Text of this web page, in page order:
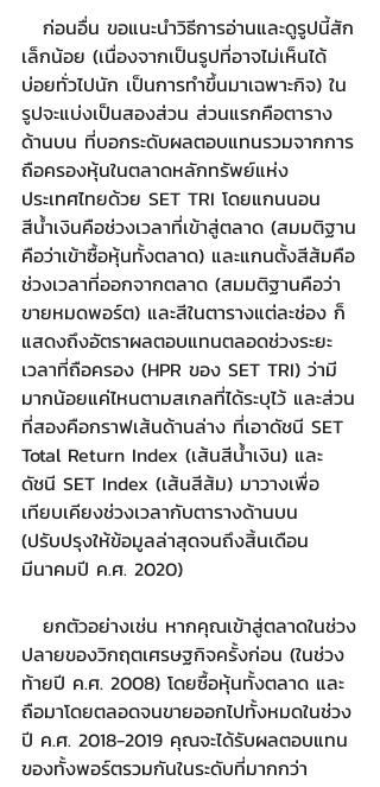
เล็กน้อย (เนื่องจากเป็นรูปที่อาจไม่เห็นได้
บ่อยทั่วไปนัก เป็นการทำขึ้นมาเฉพาะกิจ) ใน
รูปจะแบ่งเป็นสองส่วน ส่วนแรกคือตาราง
ด้านบน ที่บอกระดับผลตอบแทนรวมจากการ
ถือครองหุ้นในตลาดหลักทรัพย์แห่ง
ประเทศไทยด้วย SET TRI โดยแกนนอน
สีน้ำเงินคือช่วงเวลาที่เข้าสู่ตลาด (สมมติฐาน
คือว่าเข้าซื้อหุ้นทั้งตลาด) และแกนตั้งสีส้มคือ
ช่วงเวลาที่ออกจากตลาด (สมมติฐานคือว่า
ขายหมดพอร์ต) และสีในตารางแต่ละช่อง ก็
แสดงถึงอัตราผลตอบแทนตลอดช่วงระยะ
เวลาที่ถือครอง (HPR ของ SET TRI) ว่ามี
มากน้อยแค่ไหนตามสเกลที่ได้ระบุไว้ และส่วน
ที่สองคือกราฟเส้นด้านล่าง ที่เอาดัชนี SET
Total Return Index (เส้นสีน้ำเงิน) และ
ดัชนี SET Index (เส้นสีส้ม) มาวางเพื่อ
เทียบเคียงช่วงเวลากับตารางด้านบน
(ปรับปรุงให้ข้อมูลล่าสุดจนถึงสิ้นเดือน
มีนาคมปี ค.ศ. 2020)
ปลายของวิกฤตเศรษฐกิจครั้งก่อน (ในช่วง
ท้ายปี ค.ศ. 2008) โดยซื้อหุ้นทั้งตลาด และ
ถือมาโดยตลอดจนขายออกไปทั้งหมดในช่วง
ปี ค.ศ. 2018-2019 คุณจะได้รับผลตอบแทน
ของทั้งพอร์ตรวมกันในระดับที่มากกว่า